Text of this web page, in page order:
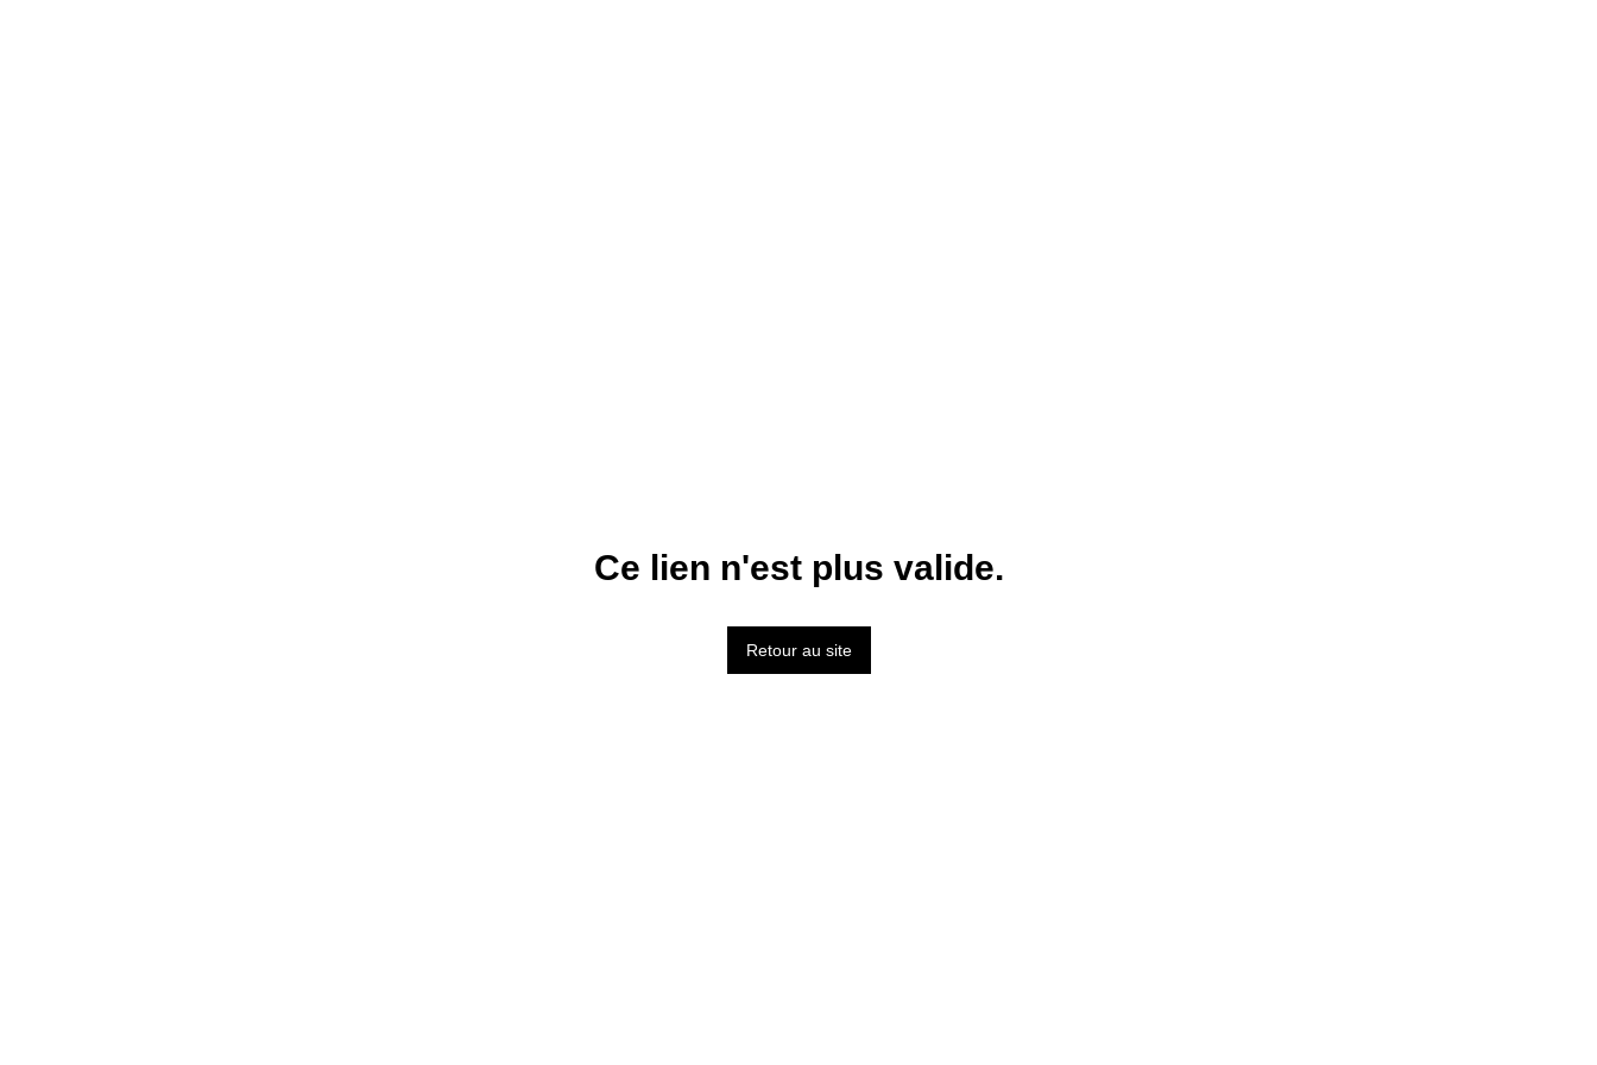
Ce lien n'est plus valide.
Retour au site